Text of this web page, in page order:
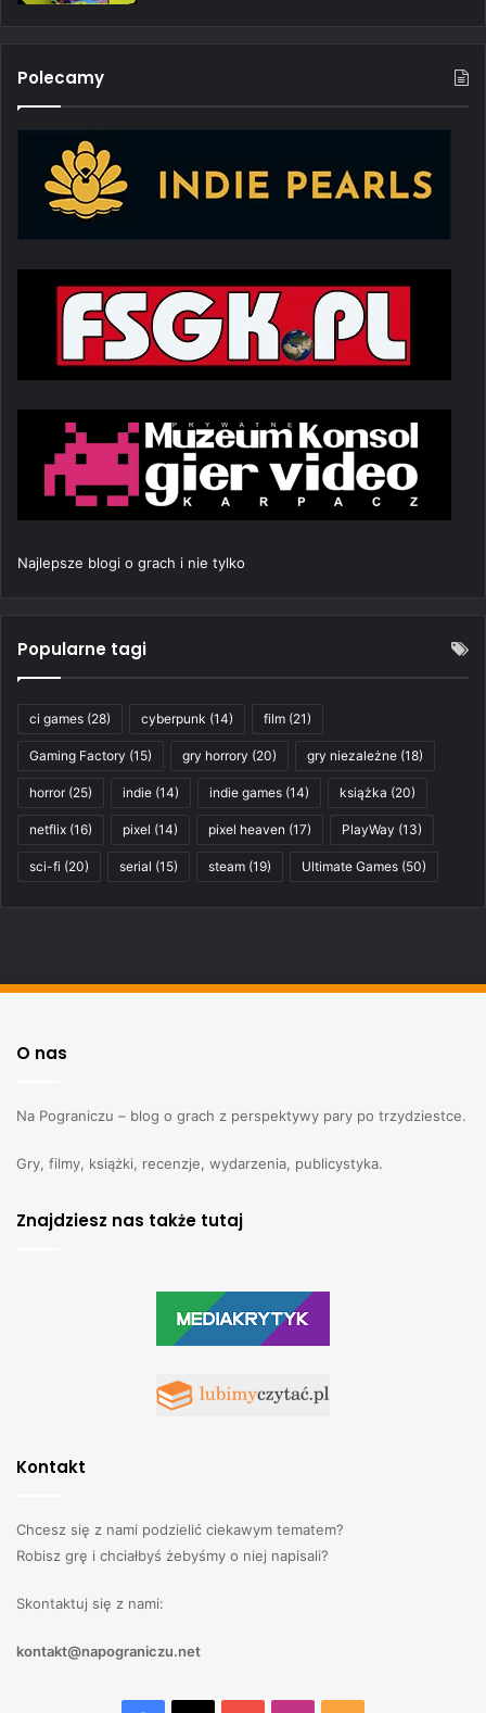
Polecamy
Najlepsze blogi o grach i nie tylko
Popularne tagi
ci games (28) cyberpunk (14) film (21)
Gaming Factory (15) gry horrory (20) gry niezależne (18)
horror(25) indie (14) indie games (14) książka (20)
netflix (16) pixel (14) pixel heaven (17) PlayWay (13)
sci-fi (20) serial (15) steam (19) Ultimate Games (50)
O nas
Na Pograniczu – blog o grach z perspektywy pary po trzydziestce.
Gry, filmy, książki, recenzje, wydarzenia, publicystyka.
Znajdziesz nas także tutaj
Kontakt
Chcesz się z nami podzielić ciekawym tematem?
Robisz grę i chciałbyś żebyśmy o niej napisali?
Skontaktuj się z nami:
kontakt@napograniczu.net